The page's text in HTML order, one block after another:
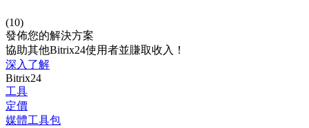
(10)
發佈您的解決方案
協助其他Bitrix24使用者並賺取收入！
深入了解
Bitrix24
工具
定價
媒體工具包